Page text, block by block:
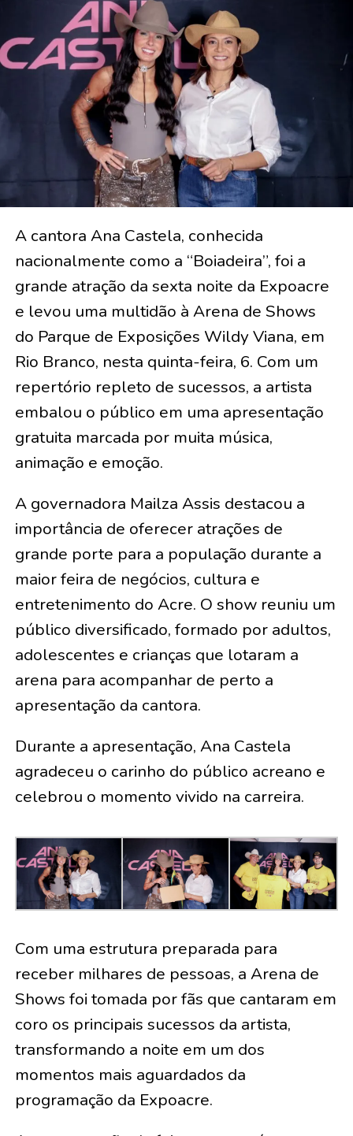
A cantora Ana Castela, conhecida
nacionalmente como a “Boiadeira”, foi a
grande atração da sexta noite da Expoacre
e levou uma multidão à Arena de Shows
do Parque de Exposições Wildy Viana, em
Rio Branco, nesta quinta-feira, 6. Com um
repertório repleto de sucessos, a artista
embalou o público em uma apresentação
gratuita marcada por muita música,
animação e emoção.
A governadora Mailza Assis destacou a
importância de oferecer atrações de
grande porte para a população durante a
maior feira de negócios, cultura e
entretenimento do Acre. O show reuniu um
público diversificado, formado por adultos,
adolescentes e crianças que lotaram a
arena para acompanhar de perto a
apresentação da cantora.
Durante a apresentação, Ana Castela
agradeceu o carinho do público acreano e
celebrou o momento vivido na carreira.
Com uma estrutura preparada para
receber milhares de pessoas, a Arena de
Shows foi tomada por fãs que cantaram em
coro os principais sucessos da artista,
transformando a noite em um dos
momentos mais aguardados da
programação da Expoacre.